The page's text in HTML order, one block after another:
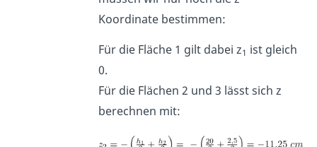
Koordinate bestimmen:
Für die Fläche 1 gilt dabei z1 ist gleich
0.
Für die Flächen 2 und 3 lässt sich z
berechnen mit: